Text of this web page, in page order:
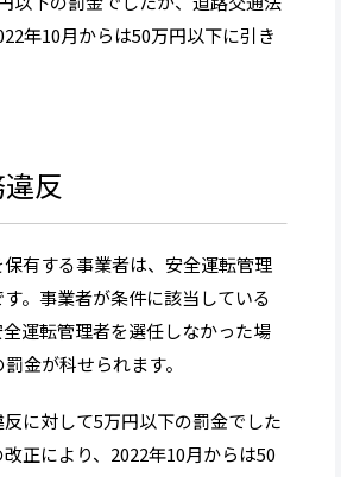
年10月からは50万円以下に引き
反
有する事業者は、安全運転管理
。事業者が条件に該当している
運転管理者を選任しなかった場
金が科せられます。
に対して5万円以下の罰金でした
正により、2022年10月からは50